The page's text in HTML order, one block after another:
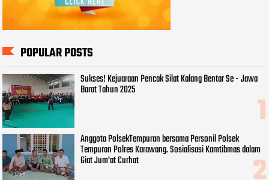
POPULAR POSTS
Sukses! Kejuaraan Pencak Silat Kalang Bentar Se - Jawa
Barat Tahun 2025
Anggota PolsekTempuran bersama Personil Polsek
Tempuran Polres Karawang. Sosialisasi Kamtibmas dalam
Giat Jum'at Curhat